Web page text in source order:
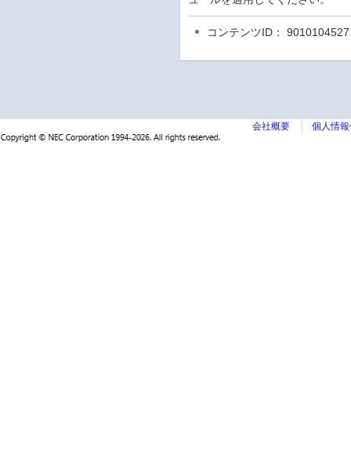
コンテンツID： 9010104527
会社概要 個人情